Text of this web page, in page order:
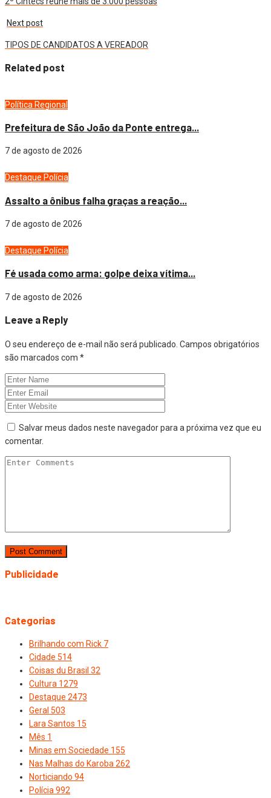
Next post
TIPOS DE CANDIDATOS A VEREADOR
Related post
Política Regional
Prefeitura de São João da Ponte entrega...
7 de agosto de 2026
Destaque Polícia
Assalto a ônibus falha graças a reação...
7 de agosto de 2026
Destaque Polícia
Fé usada como arma: golpe deixa vítima...
7 de agosto de 2026
Leave a Reply
O seu endereço de e-mail não será publicado. Campos obrigatórios
são marcados com *
Salvar meus dados neste navegador para a próxima vez que eu
comentar.
Publicidade
Categorias
Brilhando com Rick 7
Cidade 514
Coisas du Brasil 32
Cultura 1279
Destaque 2473
Geral 503
Lara Santos 15
Mês 1
Minas em Sociedade 155
Nas Malhas do Karoba 262
Norticiando 94
Polícia 992